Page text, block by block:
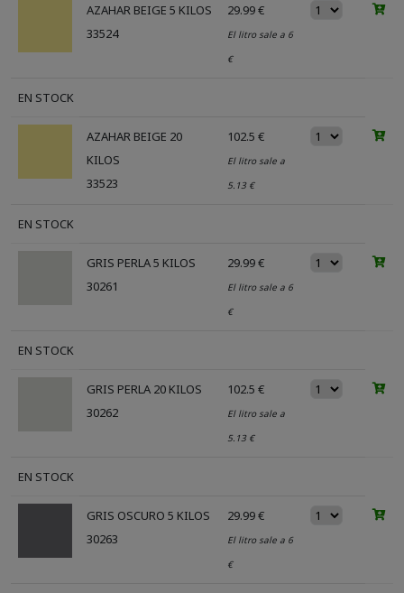
AZAHAR BEIGE 5 KILOS
33524
29.99 €
El litro sale a 6
€
EN STOCK
AZAHAR BEIGE 20
KILOS
33523
102.5 €
El litro sale a
5.13 €
EN STOCK
GRIS PERLA 5 KILOS
30261
29.99 €
El litro sale a 6
€
EN STOCK
GRIS PERLA 20 KILOS
30262
102.5 €
El litro sale a
5.13 €
EN STOCK
GRIS OSCURO 5 KILOS
30263
29.99 €
El litro sale a 6
€